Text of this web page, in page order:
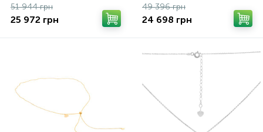
51 944 грн
25 972 грн
49 396 грн
24 698 грн